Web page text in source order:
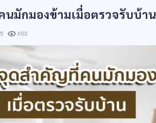
มักมองข้ามเมื่อตรวจรับบ้าน
602